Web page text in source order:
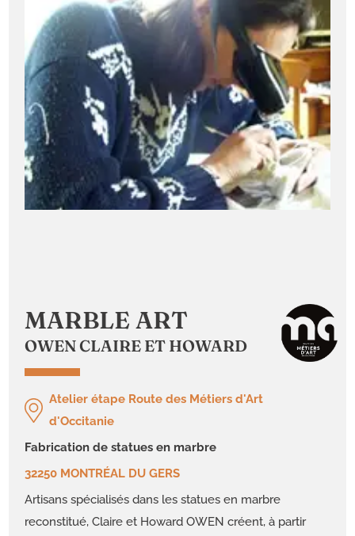
MARBLE ART
OWEN CLAIRE ET HOWARD
Atelier étape Route des Métiers d'Art
d'Occitanie
fabrication de statues en marbre
32250 MONTRÉAL DU GERS
Artisans spécialisés dans les statues en marbre
reconstitué, Claire et Howard OWEN créent, à partir